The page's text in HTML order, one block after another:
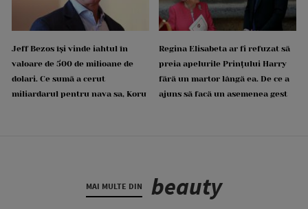
Jeff Bezos își vinde iahtul în
valoare de 500 de milioane de
dolari. Ce sumă a cerut
miliardarul pentru nava sa, Koru
Regina Elisabeta ar fi refuzat să
preia apelurile Prințului Harry
fără un martor lângă ea. De ce a
ajuns să facă un asemenea gest
MAI MULTE DIN beauty